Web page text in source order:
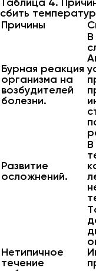
сбить
Причины
Бурная реакция
организма на
возбудителей
болезни.
В
Развитие
осложнений.
В
Нетипичное
течение